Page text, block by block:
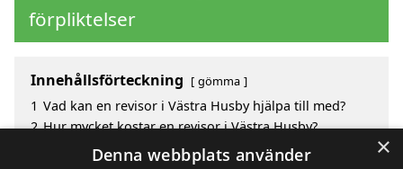
förpliktelser
Innehållsförteckning gömma
1 Vad kan en revisor i Västra Husby hjälpa till med?
2 Hur mycket kostar en revisor i Västra Husby?
Fördelar med att välja revisor i Västra Husby
×
Denna webbplats använder